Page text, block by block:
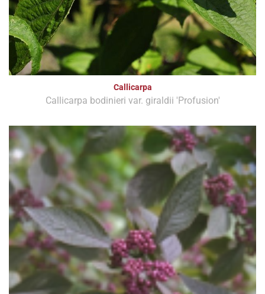
Callicarpa
Callicarpa bodinieri var. giraldii 'Profusion'